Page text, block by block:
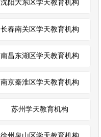
沈阳大东区学天教育机构
长春南关区学天教育机构
南昌东湖区学天教育机构
南京秦淮区学天教育机构
苏州学天教育机构